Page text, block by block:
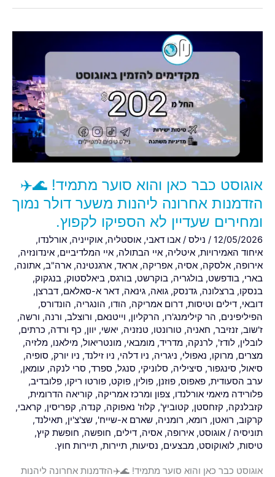
אוגוסט כבר כאן והוא סוער מתמיד! 🌊✈️
הזדמנות אחרונה ליהנות משער דולר נמוך
ומחירים שעדיין לא הספיקו לקפוץ.
12/05/2026
/ נילס / אבו דאבי, אוסטליה, אוקייניה, אורלנדו,
איחוד האמירויות, איטליה, איי הבתולה, איי המלדיביים, אינדונזיה,
אירופה, אלסקה, אסיה, אפריקה, אראד, ארגנטינה, ארה"ב, אתונה,
בארי, בודפשט, בולגריה, בוקרשט, בורגס, ביאלסטוק, בנגקוק,
בנסקו, ברצלונה, גדנסק, גואה, גינאה, דאר א-סאלאם, דברצן,
דובאי, דילים וטיסות, דרום אמריקה, הודו, הונגריה, הונדורס,
הפיליפינים, הר קילימנג'רו, הרקליון, וייטנאם, ורוצלב, ורנה, ורשה,
ז'שוב, זנזיבר, חאניה, טורונטו, טנזניה, יאשי, יוון, כף ורדה, כרתים,
לובלין, לודז', לרנקה, מדריד, מומבאי, מונטריאול, מילאנו, מלזיה,
מצרים, מרוקו, נאפולי, ניגריה, ניו דלהי, ניו זילנד, ניו יורק, סופיה,
סיאול, סינגפור, סיציליה, סלוניקי, סנגל, ספרד, סרי לנקה, עומאן,
ערב הסעודית, פאפוס, פוזנן, פולין, פוקט, פורטו ריקו, פלובדיב,
פלורידה מיאמי אורלנדו, צפון ומרכז אמריקה, קוריאה הדרומית,
קזבלנקה, קזחסטן, קטוביץ', קלוז' נאפוקה, קנדה, קפריסין, קראבי,
קרקוב, רואטן, רומא, רומניה, שארם א-שייח', שצ'צ'ין, תאילנד,
תוניסיה / אוגוסט, אירופה, אסיה, דילים, חופשה, חופשת קיץ,
טיסות, לואוקוסט, מבצעים, נסיעות, תיירות, תיירות חוץ.
אוגוסט כבר כאן והוא סוער מתמיד! 🌊✈️הזדמנות אחרונה ליהנות
והוא
סוער
הזדמנות
ליהנות
משער
נמוך
ומחירים
שעדיין
לא
הספיקו
לקפוץ.